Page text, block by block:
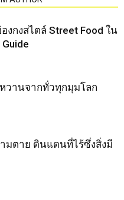
งกงสไตล์ Street Food ใน
วานจากทั่วทุกมุมโลก
มตาย ดินแดนที่ไร้ซึ่งสิ่งมี